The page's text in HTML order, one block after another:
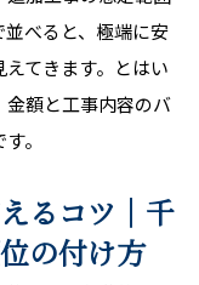
べると、極端に安
てきます。とはい
金額と工事内容のバ
。
るコツ｜千
の付け方